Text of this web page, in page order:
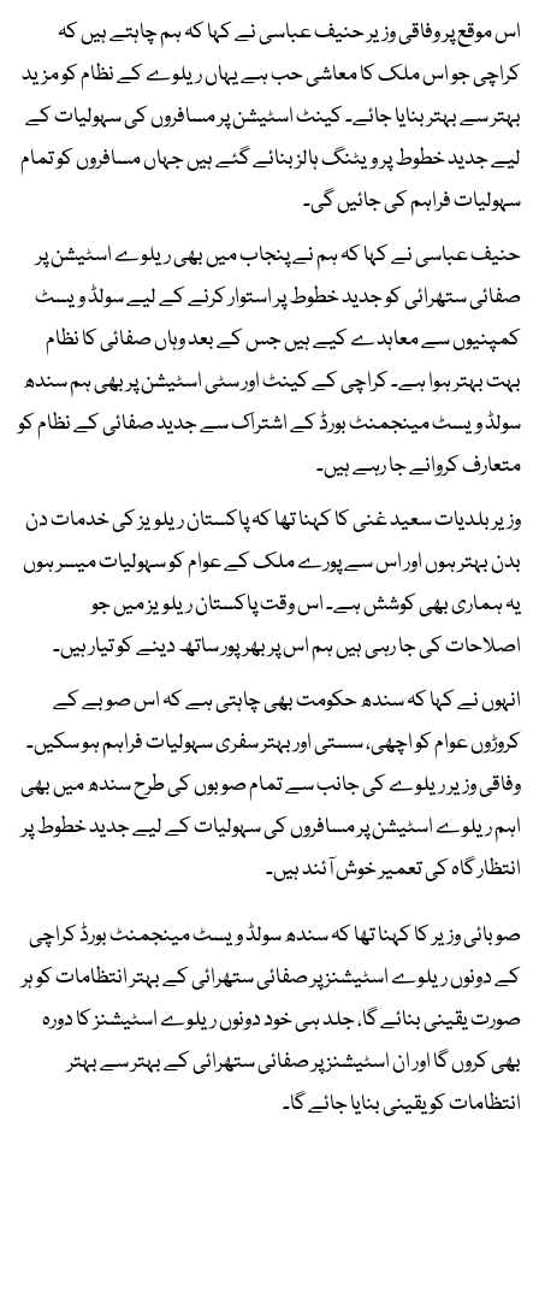
اس موقع پر وفاقی وزیر حنیف عباسی نے کہا کہ ہم چاہتے ہیں کہ
کراچی جو اس ملک کا معاشی حب ہے یہاں ریلوے کے نظام کو مزید
بہتر سے بہتر بنایا جائے۔ کینٹ اسٹیشن پر مسافروں کی سہولیات کے
لیے جدید خطوط پر ویٹنگ ہالز بنائے گئے ہیں جہاں مسافروں کو تمام
سہولیات فراہم کی جائیں گی۔
حنیف عباسی نے کہا کہ ہم نے پنجاب میں بھی ریلوے اسٹیشن پر
صفائی ستھرائی کو جدید خطوط پر استوار کرنے کے لیے سولڈ ویسٹ
کمپنیوں سے معاہدے کیے ہیں جس کے بعد وہاں صفائی کا نظام
بہت بہتر ہوا ہے۔ کراچی کے کینٹ اور سٹی اسٹیشن پر بھی ہم سندھ
سولڈ ویسٹ مینجمنٹ بورڈ کے اشتراک سے جدید صفائی کے نظام کو
متعارف کروانے جا رہے ہیں۔
وزیر بلدیات سعید غنی کا کہنا تھا کہ پاکستان ریلویز کی خدمات دن
بدن بہتر ہوں اور اس سے پورے ملک کے عوام کو سہولیات میسر ہوں
یہ ہماری بھی کوشش ہے۔ اس وقت پاکستان ریلویز میں جو
اصلاحات کی جا رہی ہیں ہم اس پر بھرپور ساتھ دینے کو تیار ہیں۔
انہوں نے کہا کہ سندھ حکومت بھی چاہتی ہے کہ اس صوبے کے
کروڑوں عوام کو اچھی، سستی اور بہتر سفری سہولیات فراہم ہو سکیں۔
وفاقی وزیر ریلوے کی جانب سے تمام صوبوں کی طرح سندھ میں بھی
اہم ریلوے اسٹیشن پر مسافروں کی سہولیات کے لیے جدید خطوط پر
انتظار گاہ کی تعمیر خوش آئند ہیں۔
صوبائی وزیر کا کہنا تھا کہ سندھ سولڈ ویسٹ مینجمنٹ بورڈ کراچی
کے دونوں ریلوے اسٹیشنز پر صفائی ستھرائی کے بہتر انتظامات کو ہر
صورت یقینی بنائے گا، جلد ہی خود دونوں ریلوے اسٹیشنز کا دورہ
بھی کروں گا اور ان اسٹیشنز پر صفائی ستھرائی کے بہتر سے بہتر
انتظامات کو یقینی بنایا جائے گا۔